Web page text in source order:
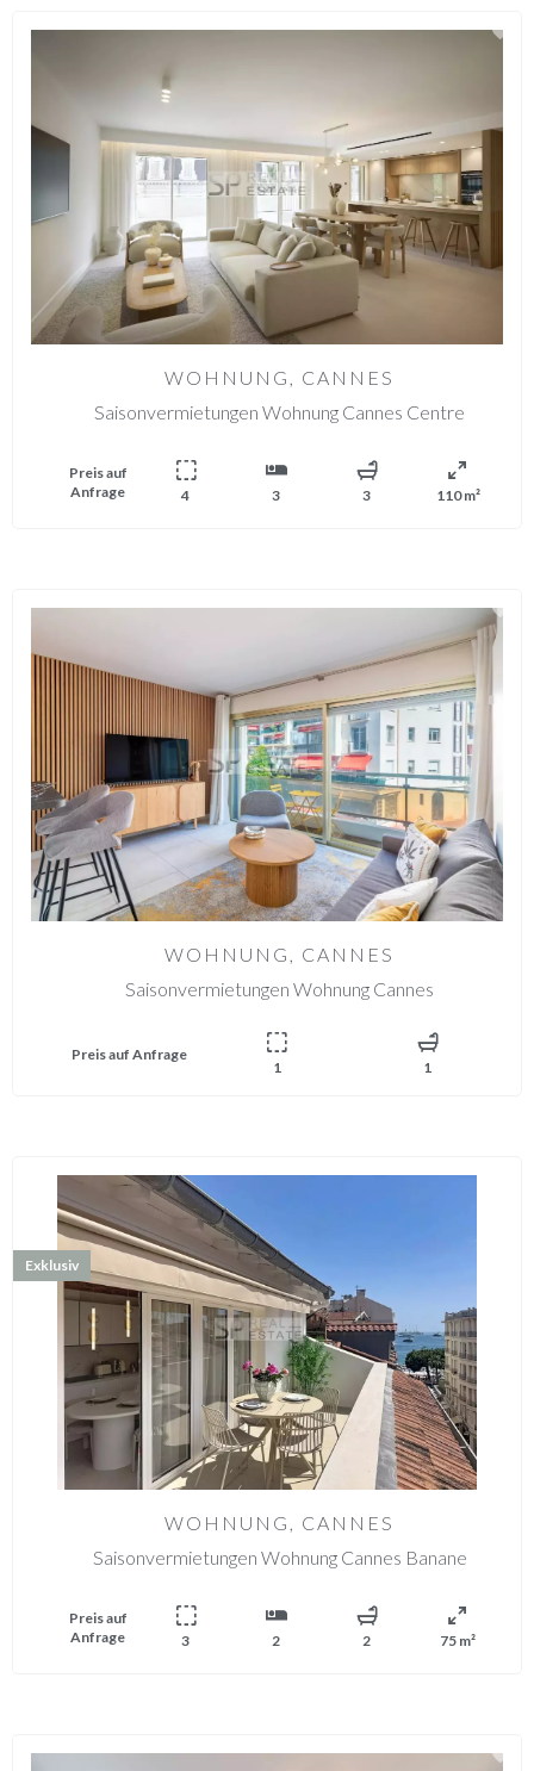
WOHNUNG, CANNES
Saisonvermietungen Wohnung Cannes Centre
Preis auf
Anfrage
4 3 3 110 m²
WOHNUNG, CANNES
Saisonvermietungen Wohnung Cannes
Preis auf Anfrage
1 1
WOHNUNG, CANNES
Saisonvermietungen Wohnung Cannes Banane
Preis auf
Anfrage
3 2 2 75 m²
Exklusiv